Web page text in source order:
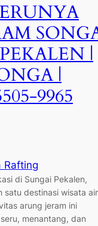
|
|
9965
Rafting
di Sungai Pekalen,
satu destinasi wisata air
arung jeram ini
menantang, dan